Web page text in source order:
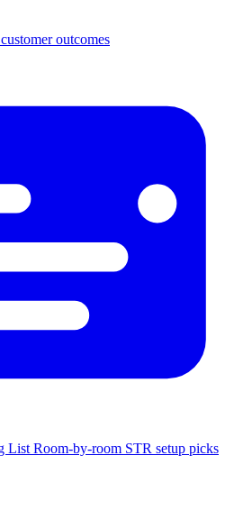
outcomes
List Room-by-room STR setup picks